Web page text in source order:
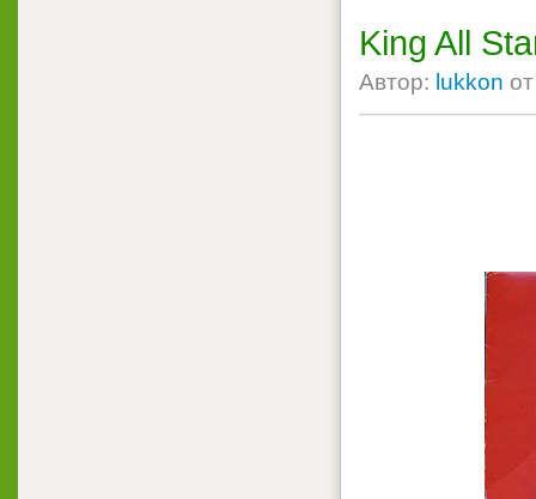
King All
Автор: lukkon